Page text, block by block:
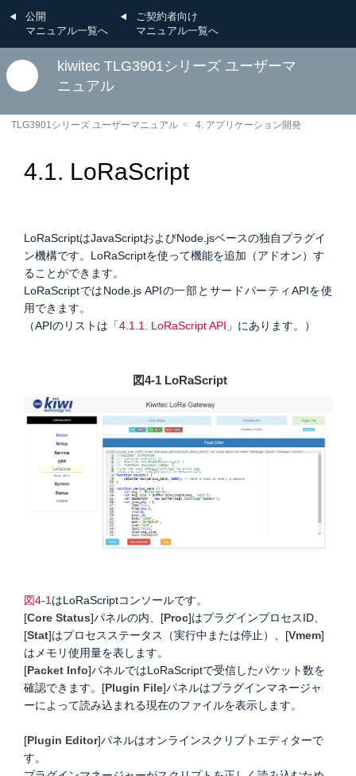
公開
マニュアル一覧へ
ご契約者向け
マニュアル一覧へ
kiwitec TLG3901シリーズ ユーザーマ
ニュアル
TLG3901シリーズ ユーザーマニュアル 4. アプリケーション開発
4.1. LoRaScript
LoRaScriptはJavaScriptおよびNode.jsベースの独自プラグイ
ン機構です。LoRaScriptを使って機能を追加（アドオン）す
ることができます。
LoRaScriptではNode.js APIの一部とサードパーティAPIを使
用できます。
（APIのリストは「4.1.1. LoRaScript API 」にあります。）
図4-1 LoRaScript
図4-1 はLoRaScriptコンソールです。
[Core Status]パネルの内、[Proc]はプラグインプロセスID、
[Stat]はプロセスステータス（実行中または停止）、[Vmem]
はメモリ使用量を表します。
[Packet Info]パネルではLoRaScriptで受信したパケット数を
確認できます。 [Plugin File]パネルはプラグインマネージャ
ーによって読み込まれる現在のファイルを表示します。
[Plugin Editor]パネルはオンラインスクリプトエディターで
す。